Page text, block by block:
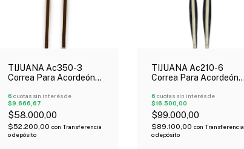
TIJUANA Ac350-3
Correa Para Acordeón
6 cuotas sin interés de
$9.666,67
$58.000,00
$52.200,00 con Transferencia
o depósito
TIJUANA Ac210-6
Correa Para Acordeón
6 cuotas sin interés de
$16.500,00
$99.000,00
$89.100,00 con Transferencia
o depósito